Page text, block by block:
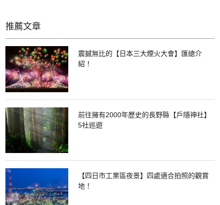
推薦文章
震撼無比的【日本三大煙火大會】匯總介
紹！
前往擁有2000年歷史的長野縣【戶隱神社】
5社巡遊
【四日市工業區夜景】四處適合拍照的觀賞
地！